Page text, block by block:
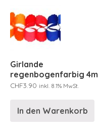
Girlande
regenbogenfarbig 4m
CHF3.90 inkl. 8.1% MwSt.
In den Warenkorb